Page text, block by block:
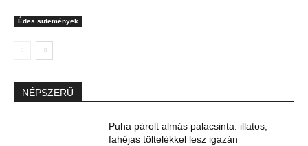
Édes sütemények
NÉPSZERŰ
Puha párolt almás palacsinta: illatos,
fahéjas töltelékkel lesz igazán